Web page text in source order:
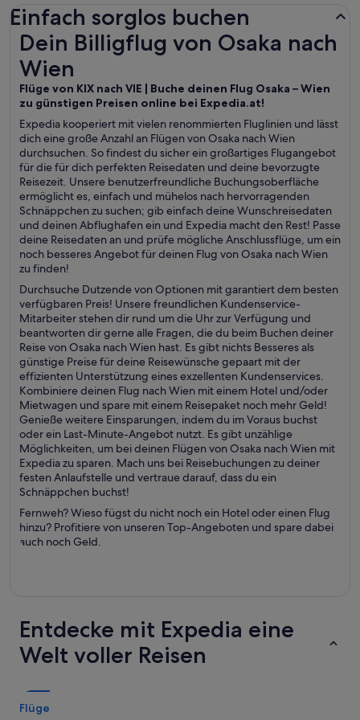
Einfach sorglos buchen
Dein Billigflug von Osaka nach
Wien
Flüge von KIX nach VIE | Buche deinen Flug Osaka – Wien
zu günstigen Preisen online bei Expedia.at!
Expedia kooperiert mit vielen renommierten Fluglinien und lässt
dich eine große Anzahl an Flügen von Osaka nach Wien
durchsuchen. So findest du sicher ein großartiges Flugangebot
für die für dich perfekten Reisedaten und deine bevorzugte
Reisezeit. Unsere benutzerfreundliche Buchungsoberfläche
ermöglicht es, einfach und mühelos nach hervorragenden
Schnäppchen zu suchen; gib einfach deine Wunschreisedaten
und deinen Abflughafen ein und Expedia macht den Rest! Passe
deine Reisedaten an und prüfe mögliche Anschlussflüge, um ein
noch besseres Angebot für deinen Flug von Osaka nach Wien
zu finden!
Durchsuche Dutzende von Optionen mit garantiert dem besten
verfügbaren Preis! Unsere freundlichen Kundenservice-
Mitarbeiter stehen dir rund um die Uhr zur Verfügung und
beantworten dir gerne alle Fragen, die du beim Buchen deiner
Reise von Osaka nach Wien hast. Es gibt nichts Besseres als
günstige Preise für deine Reisewünsche gepaart mit der
effizienten Unterstützung eines exzellenten Kundenservices.
Kombiniere deinen Flug nach Wien mit einem Hotel und/oder
Mietwagen und spare mit einem Reisepaket noch mehr Geld!
Genieße weitere Einsparungen, indem du im Voraus buchst
oder ein Last-Minute-Angebot nutzt. Es gibt unzählige
Möglichkeiten, um bei deinen Flügen von Osaka nach Wien mit
Expedia zu sparen. Mach uns bei Reisebuchungen zu deiner
festen Anlaufstelle und vertraue darauf, dass du ein
Schnäppchen buchst!
Fernweh? Wieso fügst du nicht noch ein Hotel oder einen Flug
hinzu? Profitiere von unseren Top-Angeboten und spare dabei
auch noch Geld.
Dein Billigflug von Osaka nach Wien
Entdecke mit Expedia eine
Welt voller Reisen
Flüge